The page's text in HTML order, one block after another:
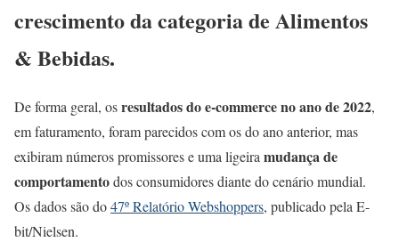
crescimento da categoria de Alimentos
& Bebidas.
De forma geral, osresultados do e-commerce no ano de 2022,
em faturamento, foram parecidos com os do ano anterior, mas
exibiram números promissores e uma ligeiramudança de
comportamentodos consumidores diante do cenário mundial.
Os dados são do47º Relatório Webshoppers, publicado pela E-
bit/Nielsen.